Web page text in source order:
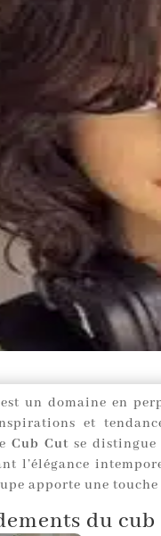
un domaine en
et
Cub Cut se
l’élégance
apporte une
du